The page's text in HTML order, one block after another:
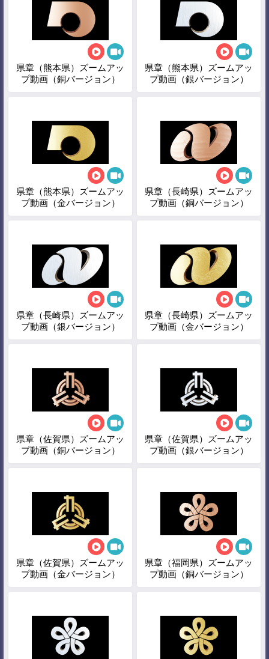
県章（熊本県）ズームアッ
プ動画（銅バージョン）
県章（熊本県）ズームアッ
プ動画（銀バージョン）
県章（熊本県）ズームアッ
プ動画（金バージョン）
県章（長崎県）ズームアッ
プ動画（銅バージョン）
県章（長崎県）ズームアッ
プ動画（銀バージョン）
県章（長崎県）ズームアッ
プ動画（金バージョン）
県章（佐賀県）ズームアッ
プ動画（銅バージョン）
県章（佐賀県）ズームアッ
プ動画（銀バージョン）
県章（佐賀県）ズームアッ
プ動画（金バージョン）
県章（福岡県）ズームアッ
プ動画（銅バージョン）